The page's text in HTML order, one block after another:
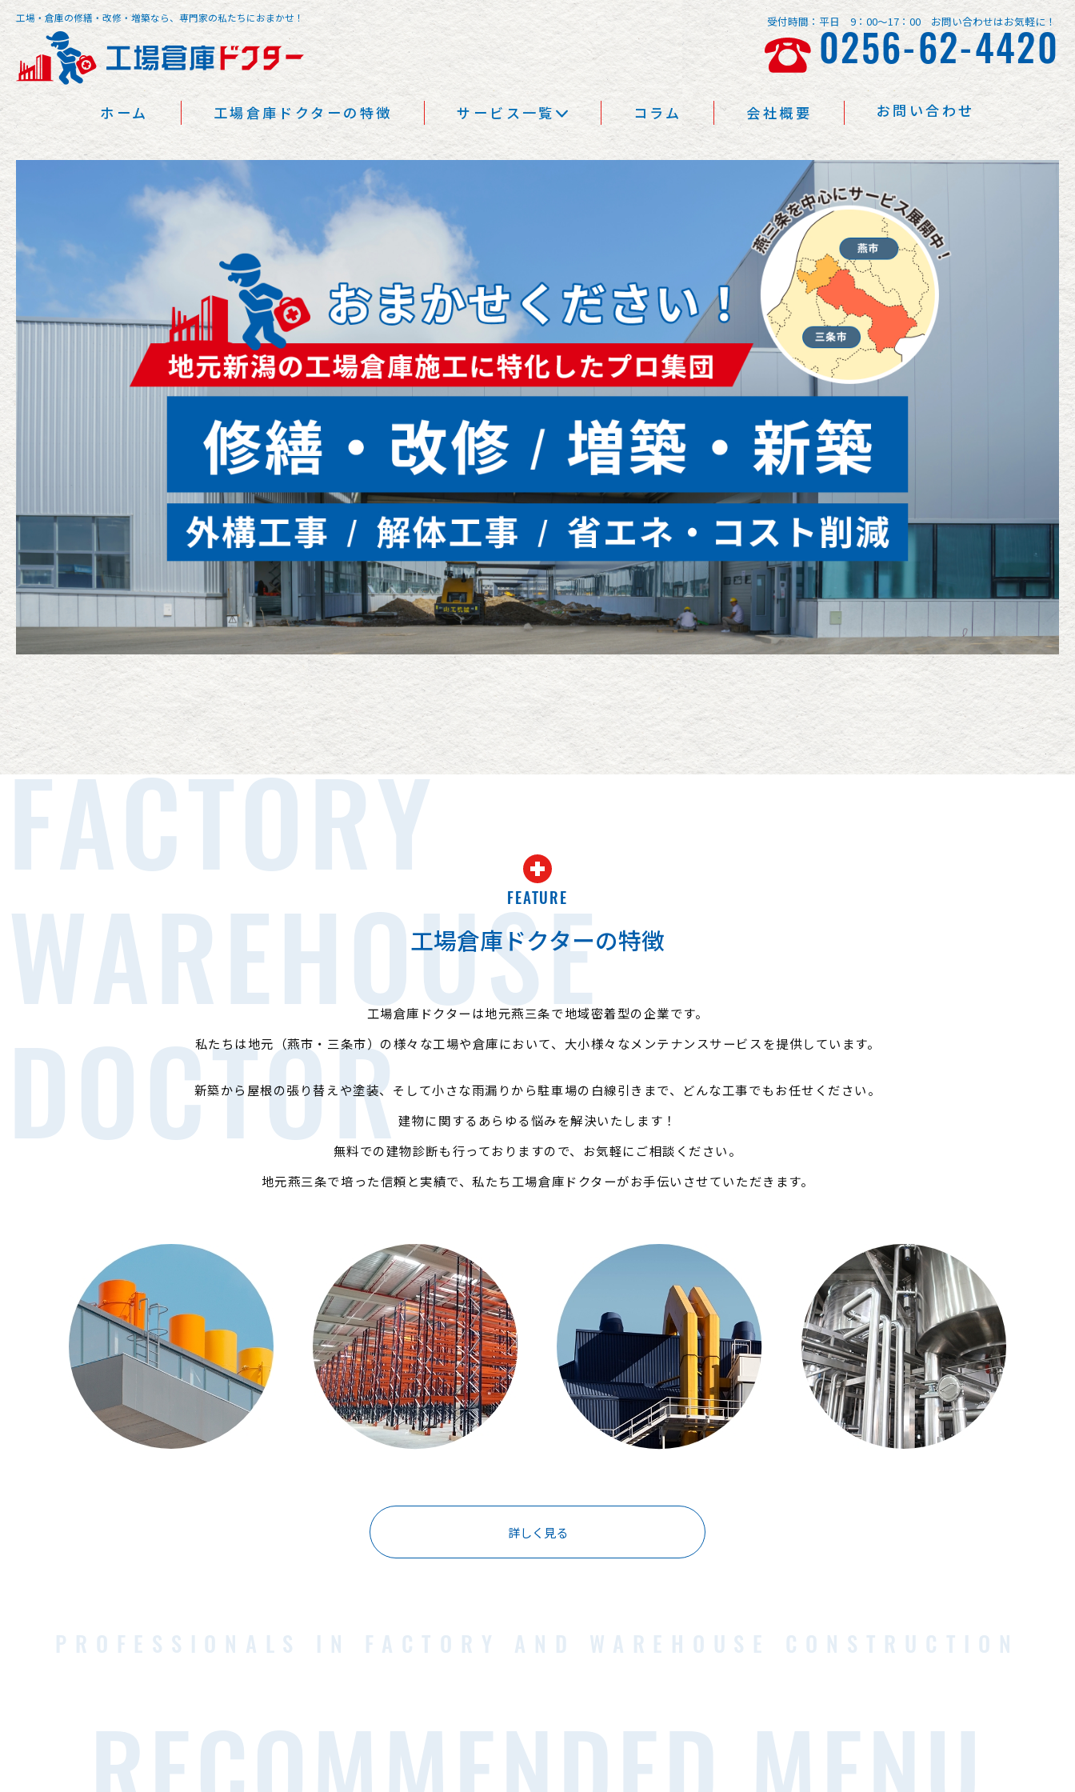
工場・倉庫の修繕・改修・増築なら、 専門家の私たちにおまかせ！ 受付時間：平日 9：00～17：00 お問い合わせはお気軽に！
0256-62-4420
ホーム 工場倉庫ドクターの特徴 サービス一覧 コラム 会社概要 お問い合わせ
FACTORY
WAREHOUSE
DOCTOR
FEATURE
工場倉庫ドクターの特徴
工場倉庫ドクターは地元燕三条で地域密着型の企業です。
私たちは地元（燕市・三条市）の様々な工場や倉庫において、大小様々なメンテナンスサービスを提供しています。
新築から屋根の張り替えや塗装、そして小さな雨漏りから駐車場の白線引きまで、どんな工事でもお任せください。
建物に関するあらゆる悩みを解決いたします！
無料での建物診断も行っておりますので、お気軽にご相談ください。
地元燕三条で培った信頼と実績で、私たち工場倉庫ドクターがお手伝いさせていただきます。
詳しく見る
PROFESSIONALS IN FACTORY AND WAREHOUSE CONSTRUCTION